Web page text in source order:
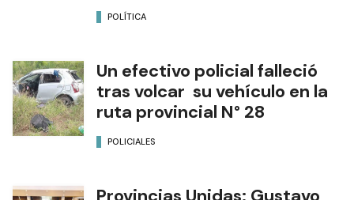
POLÍTICA
Un efectivo policial falleció
tras volcar su vehículo en la
ruta provincial N° 28
POLICIALES